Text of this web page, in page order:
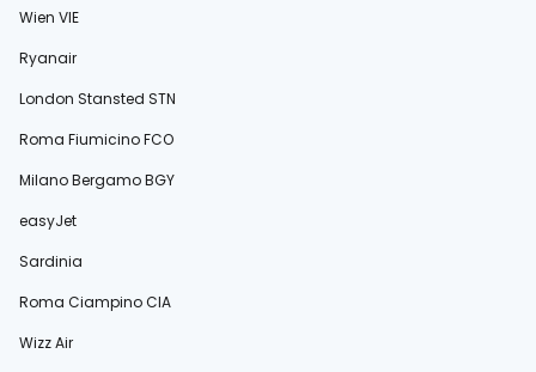
Wien VIE
Ryanair
London Stansted STN
Roma Fiumicino FCO
Milano Bergamo BGY
easyJet
Sardinia
Roma Ciampino CIA
Wizz Air